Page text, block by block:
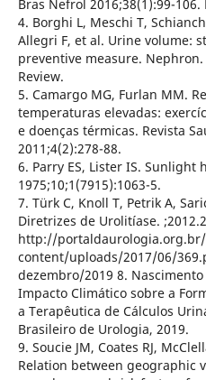
Bras Nefrol 2016;38(1):99-106.
4. Borghi L, Meschi T,
Allegri F, et al. Urine volume:
preventive measure.
Review.
5. Camargo MG, Furlan MM.
temperaturas elevadas:
e doenças térmicas. Revista
2011;4(2):278-88.
6. Parry ES, Lister IS. Sunlight
1975;10;1(7915):1063-5.
7. Türk C, Knoll T, Petrik A,
Diretrizes de Urolitíase.
http://
content/uploads/2017/06/
dezembro/2019 8. Nascimento
Impacto Climático sobre a
a Terapêutica de Cálculos
Brasileiro de Urologia, 2019.
9. Soucie JM, Coates RJ,
Relation between geographic